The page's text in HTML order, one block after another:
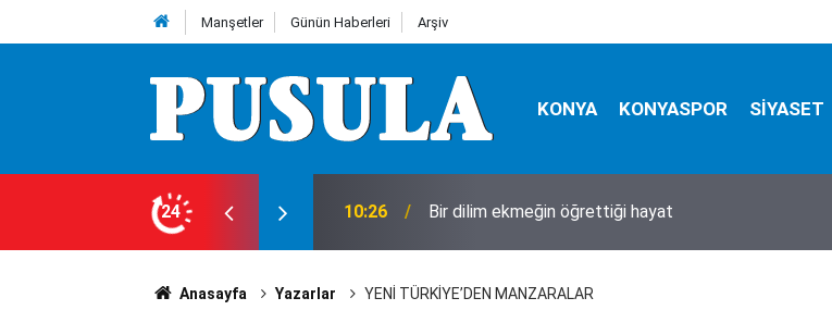
Manşetler Günün Haberleri Arşiv
KONYA KONYASPOR SİYASET
24 02:09 Muharrem İnce CHP'ye aday mı oldu?
Anasayfa Yazarlar YENİ TÜRKİYE’DEN MANZARALAR